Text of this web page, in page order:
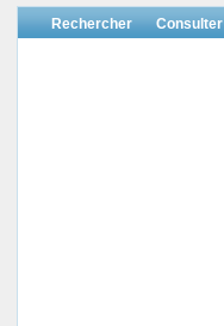
Rechercher Consulter